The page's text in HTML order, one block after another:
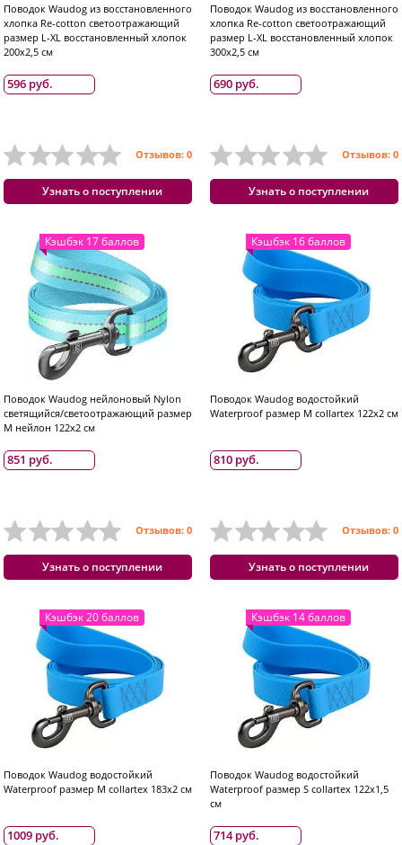
Поводок Waudog из восстановленного
хлопка Re-cotton светоотражающий
размер L-XL восстановленный хлопок
200x2,5 см
596 руб.
Отзывов: 0
Узнать о поступлении
Поводок Waudog из восстановленного
хлопка Re-cotton светоотражающий
размер L-XL восстановленный хлопок
300x2,5 см
690 руб.
Отзывов: 0
Узнать о поступлении
Кэшбэк 17 баллов
Поводок Waudog нейлоновый Nylon
светящийся/светоотражающий размер
M нейлон 122x2 см
851 руб.
Отзывов: 0
Узнать о поступлении
Кэшбэк 16 баллов
Поводок Waudog водостойкий
Waterproof размер M collartex 122x2 см
810 руб.
Отзывов: 0
Узнать о поступлении
Кэшбэк 20 баллов
Поводок Waudog водостойкий
Waterproof размер M collartex 183x2 см
1009 руб.
Кэшбэк 14 баллов
Поводок Waudog водостойкий
Waterproof размер S collartex 122x1,5
см
714 руб.